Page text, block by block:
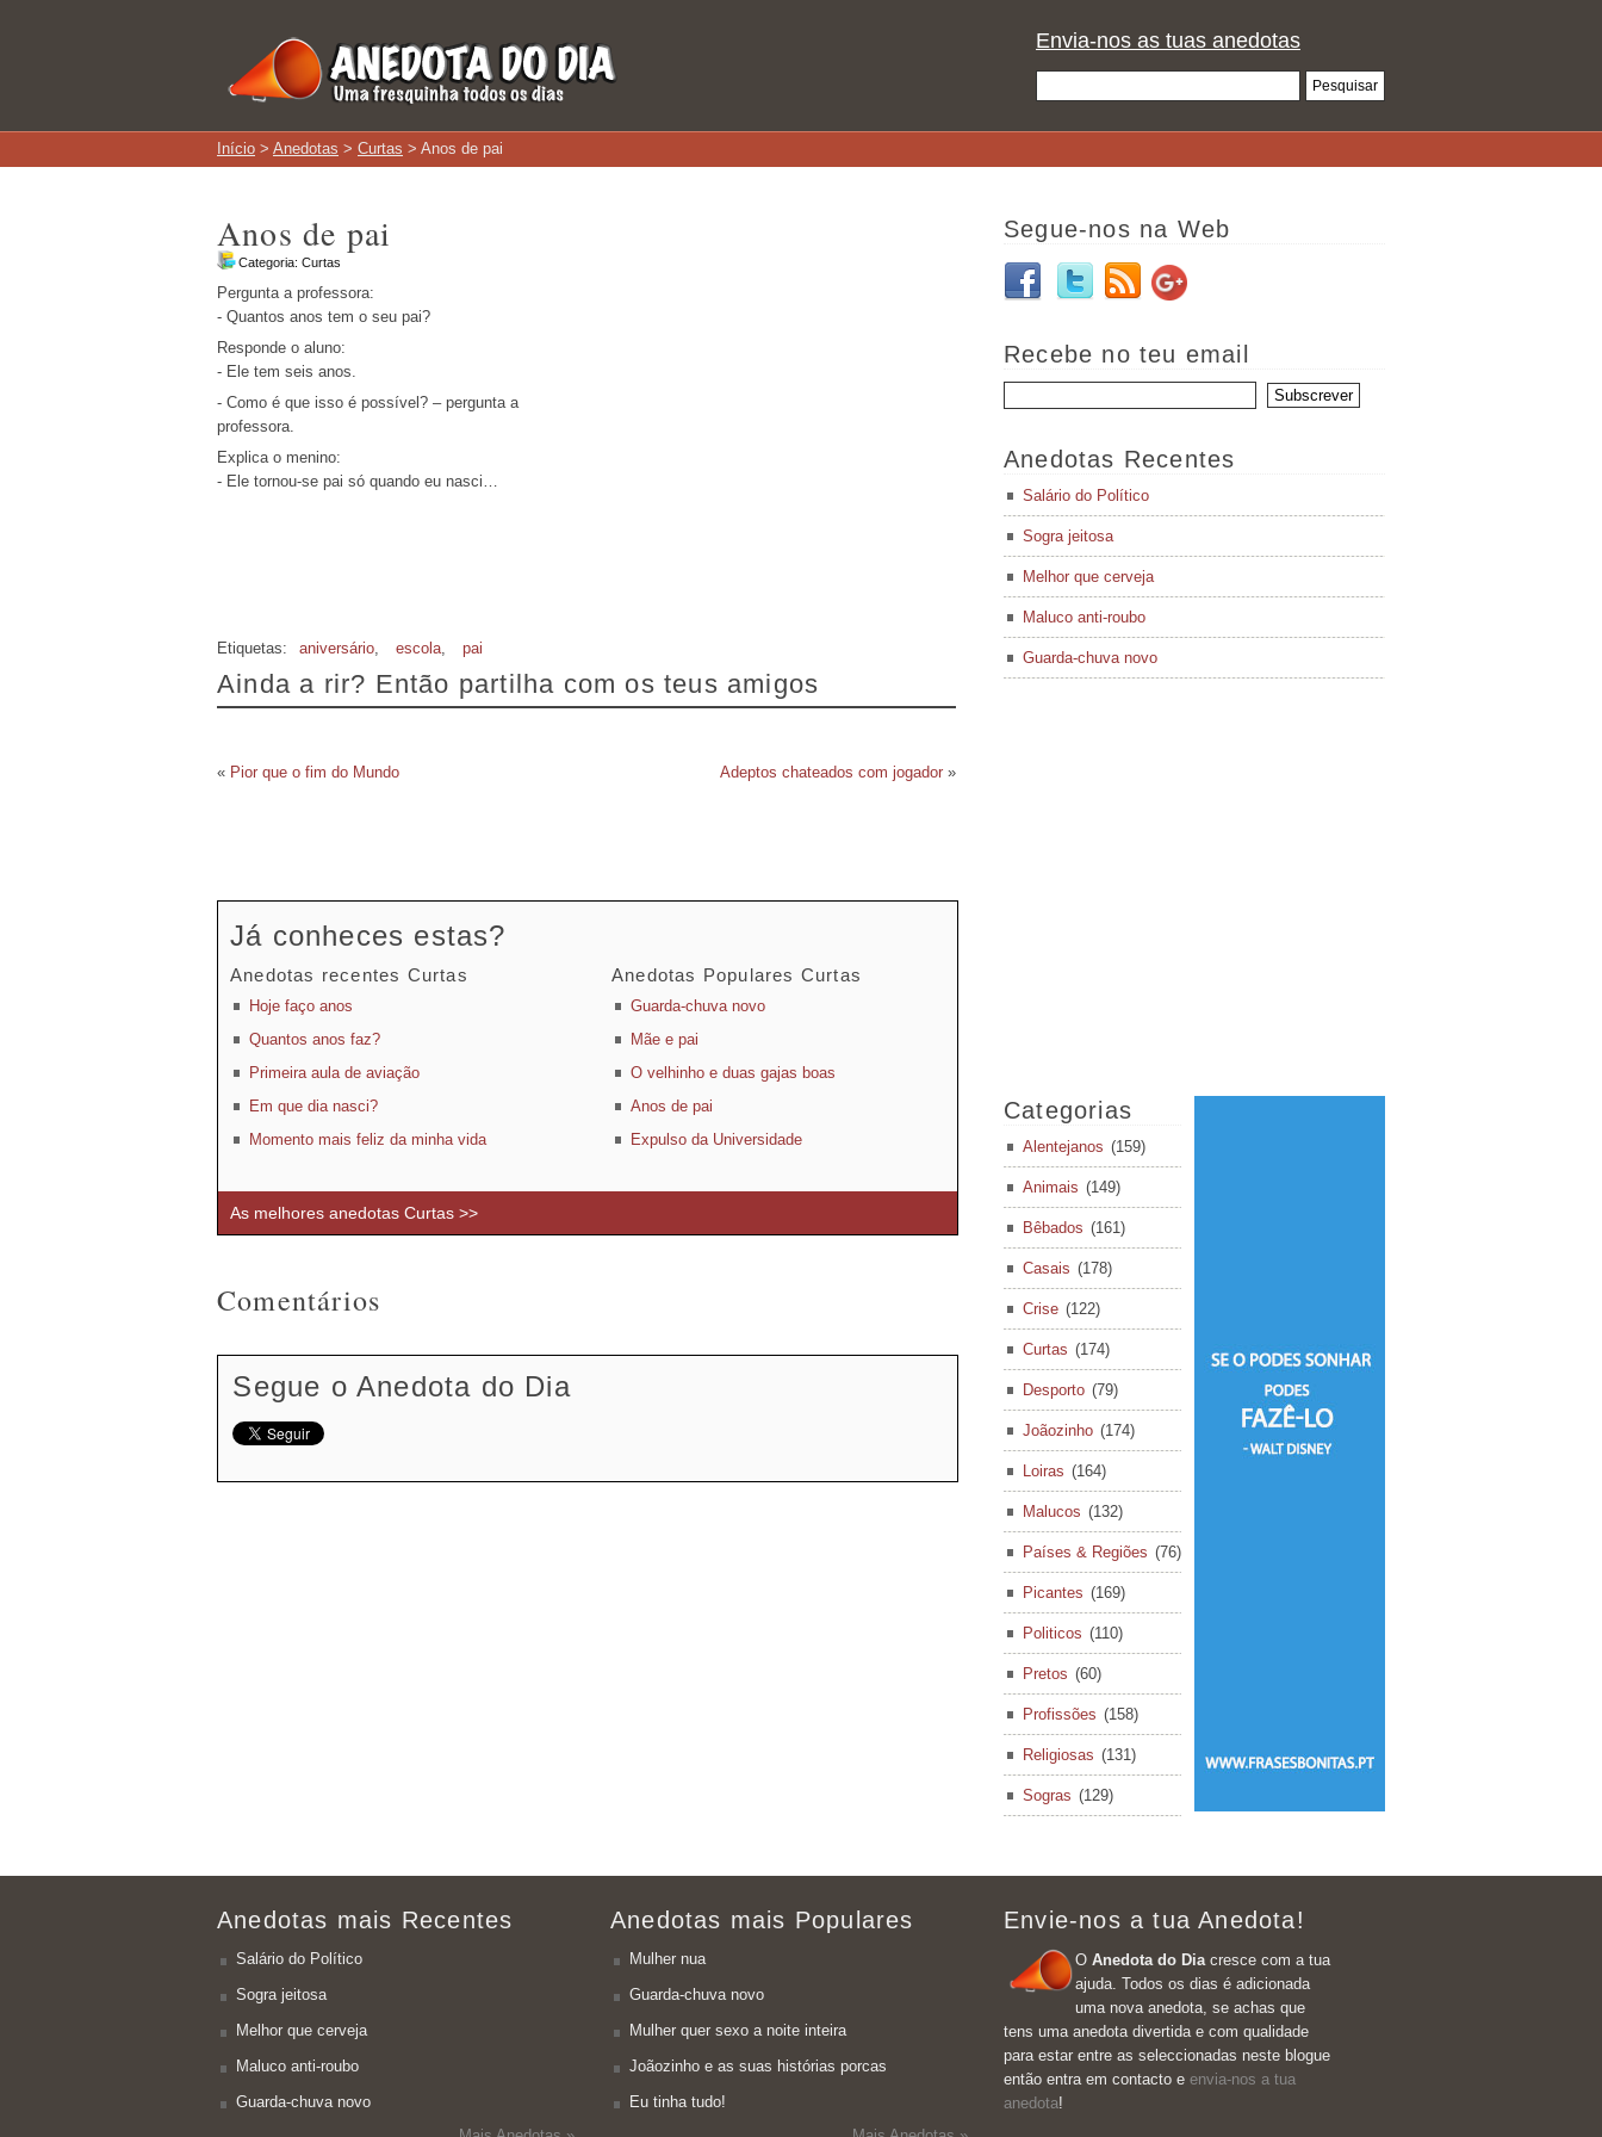
Envia-nos as tuas anedotas
Início > Anedotas > Curtas > Anos de pai
Anos de pai
Categoria: Curtas
Pergunta a professora:
- Quantos anos tem o seu pai?
Responde o aluno:
- Ele tem seis anos.
- Como é que isso é possível? – pergunta a
professora.
Explica o menino:
- Ele tornou-se pai só quando eu nasci…
Ainda a rir? Então partilha com os teus amigos
Etiquetas: aniversário, escola, pai
« Pior que o fim do Mundo Adeptos chateados com jogador »
Já conheces estas?
Anedotas recentes Curtas
Hoje faço anos
Quantos anos faz?
Primeira aula de aviação
Em que dia nasci?
Momento mais feliz da minha vida
Anedotas Populares Curtas
Guarda-chuva novo
Mãe e pai
O velhinho e duas gajas boas
Anos de pai
Expulso da Universidade
As melhores anedotas Curtas >>
Comentários
Segue o Anedota do Dia
Segue-nos na Web
Recebe no teu email
Anedotas Recentes
Salário do Político
Sogra jeitosa
Melhor que cerveja
Maluco anti-roubo
Guarda-chuva novo
Categorias
Alentejanos (159)
Animais (149)
Bêbados (161)
Casais (178)
Crise (122)
Curtas (174)
Desporto (79)
Joãozinho (174)
Loiras (164)
Malucos (132)
Países & Regiões (76)
Picantes (169)
Politicos (110)
Pretos (60)
Profissões (158)
Religiosas (131)
Sogras (129)
Anedotas mais Recentes
Salário do Político
Sogra jeitosa
Melhor que cerveja
Maluco anti-roubo
Guarda-chuva novo
Anedotas mais Populares
Mulher nua
Guarda-chuva novo
Mulher quer sexo a noite inteira
Joãozinho e as suas histórias porcas
Eu tinha tudo!
Envie-nos a tua Anedota!
O Anedota do Diacresce com a tua
ajuda. Todos os dias é adicionada
uma nova anedota, se achas que
tens uma anedota divertida e com qualidade
para estar entre as seleccionadas neste blogue
então entra em contacto e envia-nos a tua
anedota!